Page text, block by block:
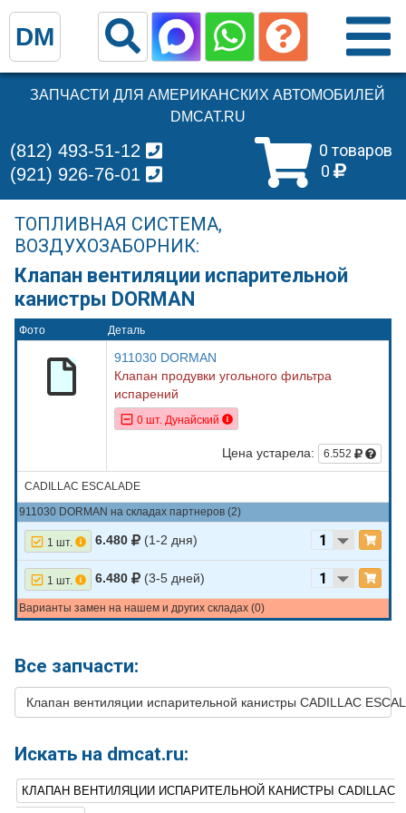
ЗАПЧАСТИ ДЛЯ АМЕРИКАНСКИХ АВТОМОБИЛЕЙ
DMCAT.RU
0 товаров
0
(812) 493-51-12
(921) 926-76-01
ТОПЛИВНАЯ СИСТЕМА,
ВОЗДУХОЗАБОРНИК:
Клапан вентиляции испарительной
канистры DORMAN
Фото Деталь
911030 DORMAN
Клапан продувки угольного фильтра
испарений
0 шт. Дунайский
Цена устарела: 6.552
CADILLAC ESCALADE
911030 DORMAN на складах партнеров (2)
1 шт. 6.480 (1-2 дня)
1 шт. 6.480 (3-5 дней)
Варианты замен на нашем и других складах (0)
Все запчасти:
Клапан вентиляции испарительной канистры CADILLAC
Искать на dmcat.ru:
КЛАПАН ВЕНТИЛЯЦИИ ИСПАРИТЕЛЬНОЙ КАНИСТРЫ CADILLAC
DM